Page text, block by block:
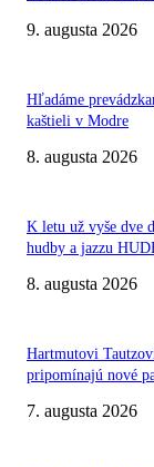
9. augusta 2026
Hľadáme
kaštieli v Modre
8. augusta 2026
K letu už vyše dve
hudby a jazzu
8. augusta 2026
Hartmutovi
pripomínajú nové
7. augusta 2026